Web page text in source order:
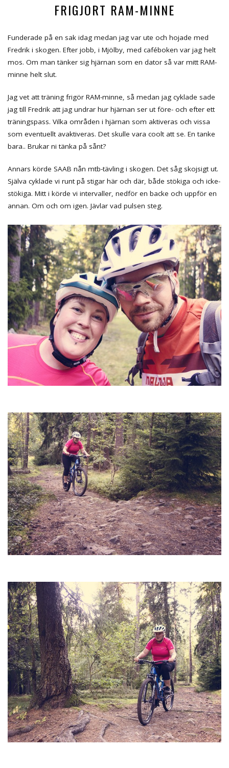
FRIGJORT RAM-MINNE
Funderade på en sak idag medan jag var ute och hojade med
Fredrik i skogen. Efter jobb, i Mjölby, med caféboken var jag helt
mos. Om man tänker sig hjärnan som en dator så var mitt RAM-
minne helt slut.
Jag vet att träning frigör RAM-minne, så medan jag cyklade sade
jag till Fredrik att jag undrar hur hjärnan ser ut före- och efter ett
träningspass. Vilka områden i hjärnan som aktiveras och vissa
som eventuellt avaktiveras. Det skulle vara coolt att se. En tanke
bara.. Brukar ni tänka på sånt?
Annars körde SAAB nån mtb-tävling i skogen. Det såg skojsigt ut.
Själva cyklade vi runt på stigar här och där, både stökiga och icke-
stökiga. Mitt i körde vi intervaller, nedför en backe och uppför en
annan. Om och om igen. Jävlar vad pulsen steg.